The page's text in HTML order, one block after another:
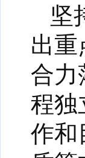
坚
出重
合力
程独
作和